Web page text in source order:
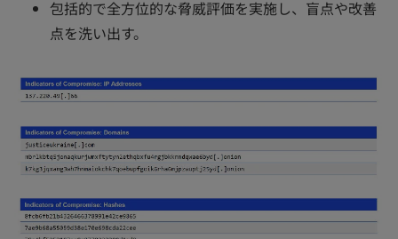
包括的で全方位的な脅威評価を実施し、盲点や改善
点を洗い出す。